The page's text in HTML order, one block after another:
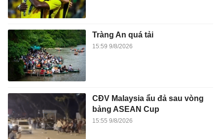
Tràng An quá tải
15:59 9/8/2026
CĐV Malaysia ẩu đả sau vòng
bảng ASEAN Cup
15:55 9/8/2026